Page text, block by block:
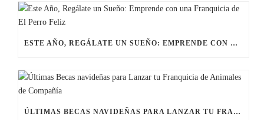
ESTE AÑO, REGÁLATE UN SUEÑO: EMPRENDE CON UNA FRANQUICIA DE EL PERRO FELIZ
ÚLTIMAS BECAS NAVIDEÑAS PARA LANZAR TU FRANQUICIA DE ANIMALES DE COMPAÑÍA